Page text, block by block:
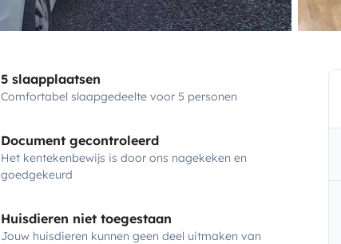
5 slaapplaatsen
Comfortabel slaapgedeelte voor 5 personen
Document gecontroleerd
Het kentekenbewijs is door ons nagekeken en
goedgekeurd
Huisdieren niet toegestaan
Jouw huisdieren kunnen geen deel uitmaken van